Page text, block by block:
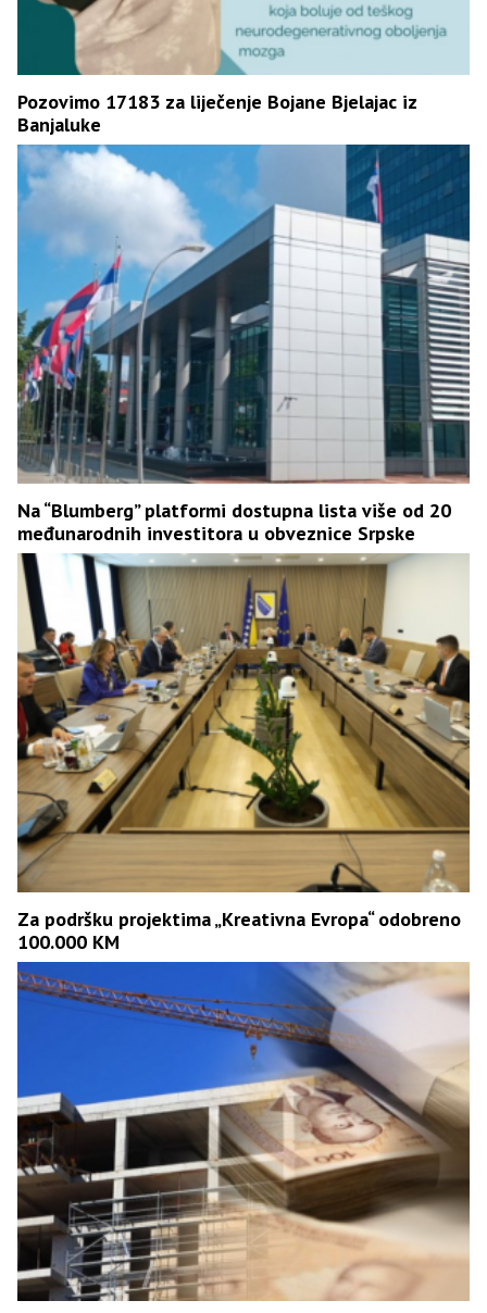
Pozovimo 17183 za liječenje Bojane Bjelaјac iz
Banjaluke
Na “Blumberg” platformi dostupna lista više od 20
međunarodnih investitora u obveznice Srpske
Za podršku projektima „Kreativna Evropa“ odobreno
100.000 KM